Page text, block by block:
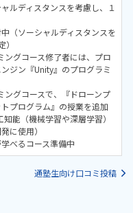
ルディスタンスを考慮し、１
（ソーシャルディスタンスを
ングコース修了者には、プロ
ジン『Unity』のプログラミ
ングコースで、『ドローンプ
プログラム』の授業を追加
能（機械学習や深層学習）
に使用）
るコース準備中
通塾生向け口コミ投稿